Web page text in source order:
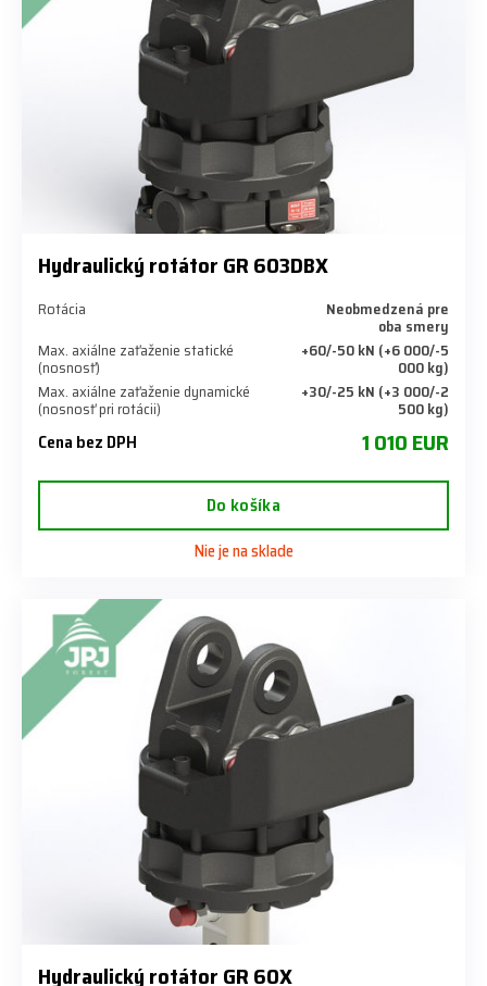
Hydraulický rotátor GR 603DBX
Rotácia Neobmedzená pre
oba smery
Max. axiálne zaťaženie statické
(nosnosť)
+60/-50 kN (+6 000/-5
000 kg)
Max. axiálne zaťaženie dynamické
(nosnosť pri rotácii)
+30/-25 kN (+3 000/-2
500 kg)
Cena bez DPH 1 010 EUR
Do košíka
Nie je na sklade
Hydraulický rotátor GR 60X